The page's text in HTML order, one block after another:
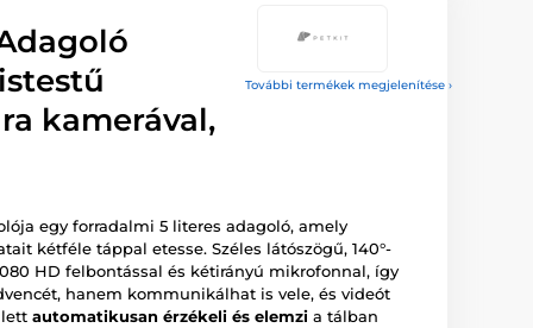
További termékek megjelenítése ›
kamerával,
egy forradalmi 5 literes adagoló, amely
kétféle táppal etesse. Széles látószögű, 140°-
HD felbontással és kétirányú mikrofonnal, így
hanem kommunikálhat is vele, és videót
automatikusan érzékeli és elemzi a tálban